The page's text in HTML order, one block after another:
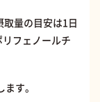
量の目安は1日
フェノールチ
す。